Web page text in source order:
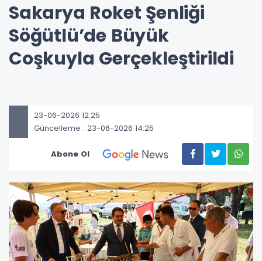
Sakarya Roket Şenliği
Söğütlü’de Büyük
Coşkuyla Gerçekleştirildi
23-06-2026 12:25
Güncelleme : 23-06-2026 14:25
Abone Ol